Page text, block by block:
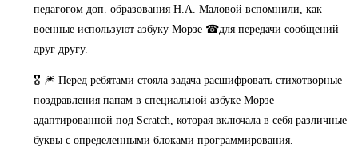
педагогом доп. образования Н.А. Маловой вспомнили, как
военные используют азбуку Морзе ☎для передачи сообщений
друг другу.
🎖 🎆 Перед ребятами стояла задача расшифровать стихотворные
поздравления папам в специальной азбуке Морзе
адаптированной под Scratch, которая включала в себя различные
буквы с определенными блоками программирования.